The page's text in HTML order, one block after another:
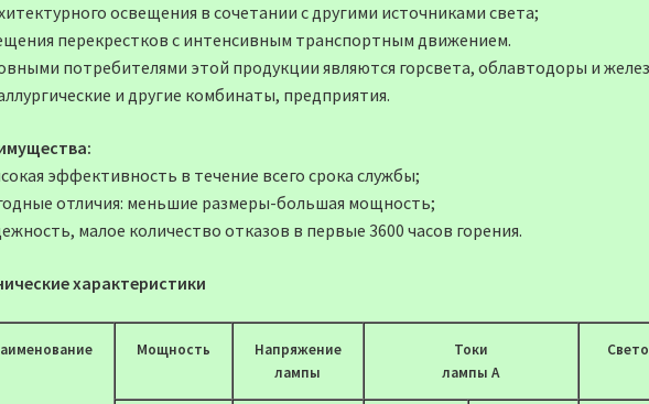
освещения в сочетании с другими источниками света;
перекрестков с интенсивным транспортным движением.
потребителями этой продукции являются горсвета, облавтодоры и
и другие комбинаты, предприятия.
эффективность в течение всего срока службы;
отличия: меньшие размеры-большая мощность;
малое количество отказов в первые 3600 часов горения.
характеристики
Мощность
Напряжение
лампы
Токи
лампы А